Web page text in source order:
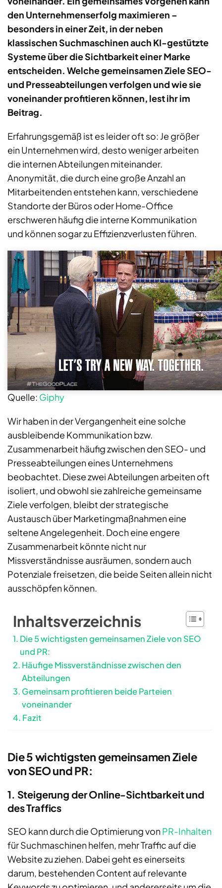
den Unternehmenserfolg maximieren –
besonders in einer Zeit, in der neben
klassischen Suchmaschinen auch KI-gestützte
Systeme über die Sichtbarkeit einer Marke
entscheiden. Welche gemeinsamen Ziele SEO-
und Presseabteilungen verfolgen und wie sie
voneinander profitieren können, lest ihr im
Beitrag.
Erfahrungsgemäß ist es leider oft so: Je größer
ein Unternehmen wird, desto weniger arbeiten
die internen Abteilungen miteinander.
Anonymität, die durch eine große Anzahl an
Mitarbeitenden entstehen kann, verschiedene
Standorte der Büros oder Home-Office
erschweren häufig die interne Kommunikation
und können sogar zu Effizienzverlusten führen.
Quelle: Giphy
Wir haben in der Vergangenheit eine solche
ausbleibende Kommunikation bzw.
Zusammenarbeit häufig zwischen den SEO- und
Presseabteilungen eines Unternehmens
beobachtet. Diese zwei Abteilungen arbeiten oft
isoliert, und obwohl sie zahlreiche gemeinsame
Ziele verfolgen, bleibt der strategische
Austausch über Marketingmaßnahmen eine
seltene Angelegenheit. Doch eine engere
Zusammenarbeit könnte nicht nur
Missverständnisse ausräumen, sondern auch
Potenziale freisetzen, die beide Seiten allein nicht
ausschöpfen können.
Inhaltsverzeichnis
Die 5 wichtigsten gemeinsamen Ziele von SEO
und PR:
Häufige Missverständnisse zwischen den
Abteilungen
Gemeinsam profitieren beide Parteien
voneinander
Fazit
Die 5 wichtigsten gemeinsamen Ziele
von SEO und PR:
1. Steigerung der Online-Sichtbarkeit und
des Traffics
SEO kann durch die Optimierung vonPR-Inhalten
für Suchmaschinen helfen, mehr Traffic auf die
Website zu ziehen. Dabei geht es einerseits
darum, bestehenden Content auf relevante